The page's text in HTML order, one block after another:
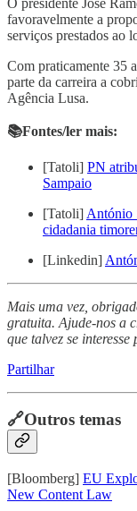
favoravelmente a
serviços prestados ao
Com praticamente 35
parte da carreira a
Agência Lusa.
📚Fontes/ler mais:
[Tatoli] PN
Sampaio
[Tatoli] António
cidadania
[Linkedin]
Mais uma vez,
gratuita. Ajude-nos a
que talvez se
Partilhar
🔗Outros temas
[Bloomberg] EU
New Content Law